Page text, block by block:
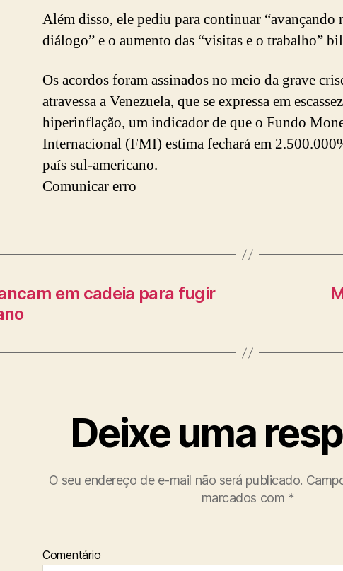
Além disso, ele pediu para continuar “avançando
diálogo” e o aumento das “visitas e o trabalho”
Os acordos foram assinados no meio da grave
atravessa a Venezuela, que se expressa em
hiperinflação, um indicador de que o Fundo
Internacional (FMI) estima fechará em
país sul-americano.
Comunicar erro
em cadeia para fugir
Deixe uma
O seu endereço de e-mail não será publicado.
marcados com *
Comentário